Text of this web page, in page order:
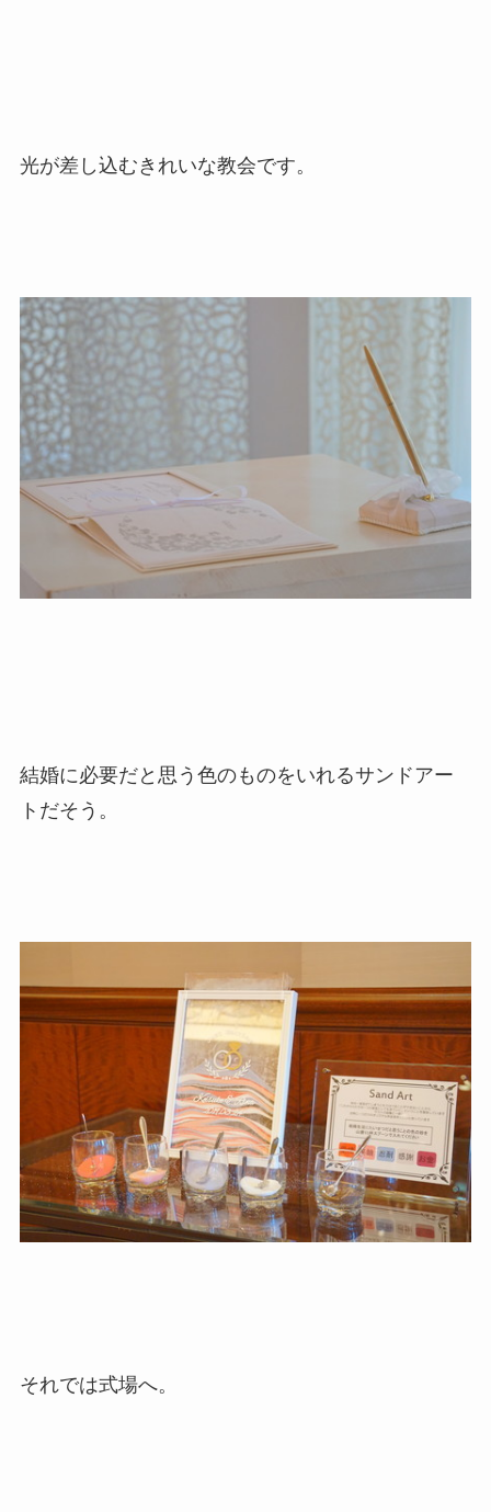
光が差し込むきれいな教会です。
結婚に必要だと思う色のものをいれるサンドアー
トだそう。
それでは式場へ。